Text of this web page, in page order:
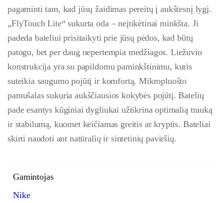
pagaminti tam, kad jūsų žaidimas pereitų į aukštesnį lygį.
„FlyTouch Lite“ sukurta oda – neįtikėtinai minkšta. Ji
padeda bateliui prisitaikyti prie jūsų pėdos, kad būtų
patogu, bet per daug nepertempia medžiagos. Liežuvio
konstrukcija yra su papildomu paminkštinimu, kuris
suteikia saugumo pojūtį ir komfortą. Mikropluošto
pamušalas sukuria aukščiausios kokybės pojūtį. Batelių
pade esantys kūginiai dygliukai užtikrina optimalią trauką
ir stabilumą, kuomet keičiamas greitis ar kryptis. Bateliai
skirti naudoti ant natūralių ir sintetinių paviršių.
Gamintojas
Nike